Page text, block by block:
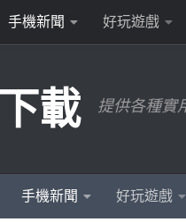
手機新聞 好玩遊戲
載 提供各種實
手機新聞 好玩遊戲